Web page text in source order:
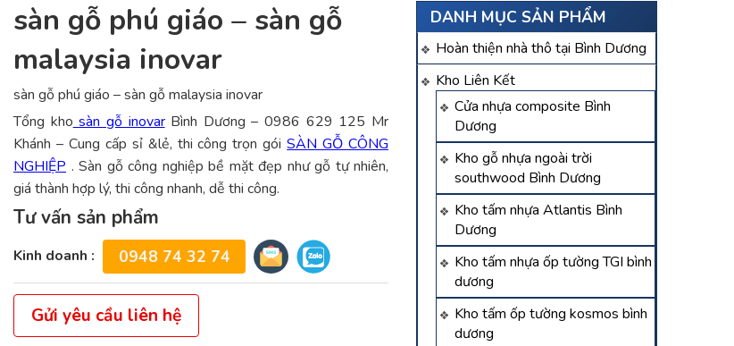
DANH MỤC SẢN PHẨM
Hoàn thiện nhà thô tại Bình Dương
Kho Liên Kết
Cửa nhựa composite Bình
Dương
Kho gỗ nhựa ngoài trời
southwood Bình Dương
Kho tấm nhựa Atlantis Bình
Dương
Kho tấm nhựa ốp tường TGI bình
dương
Kho tấm ốp tường kosmos bình
dương
sàn gỗ phú giáo – sàn gỗ
malaysia inovar
sàn gỗ phú giáo – sàn gỗ malaysia inovar
Tổng kho sàn gỗ inovarBình Dương – 0986 629 125 Mr
Khánh – Cung cấp sỉ &lẻ, thi công trọn góiSÀN GỖ CÔNG
NGHIỆP . Sàn gỗ công nghiệp bề mặt đẹp như gỗ tự nhiên,
giá thành hợp lý, thi công nhanh, dễ thi công.
Tư vấn sản phẩm
Kinh doanh : 0948 74 32 74
Gửi yêu cầu liên hệ